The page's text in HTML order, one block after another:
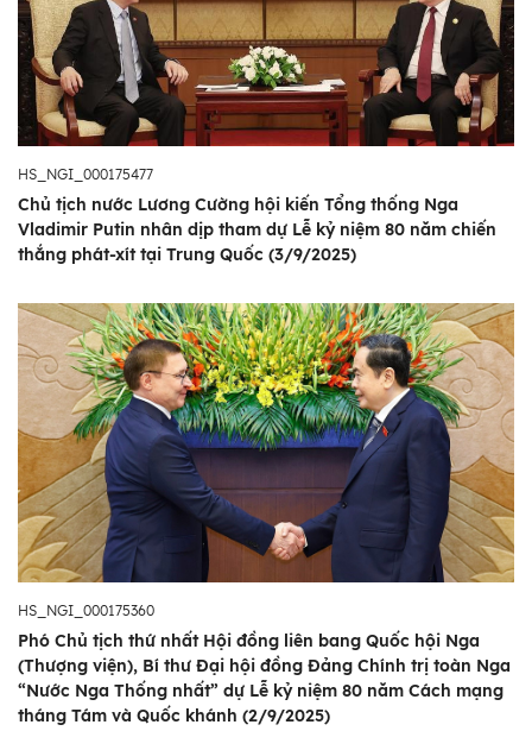
HS_NGI_000175477
Chủ tịch nước Lương Cường hội kiến Tổng thống Nga
Vladimir Putin nhân dịp tham dự Lễ kỷ niệm 80 năm chiến
thắng phát-xít tại Trung Quốc (3/9/2025)
HS_NGI_000175360
Phó Chủ tịch thứ nhất Hội đồng liên bang Quốc hội Nga
(Thượng viện), Bí thư Đại hội đồng Đảng Chính trị toàn Nga
“Nước Nga Thống nhất” dự Lễ kỷ niệm 80 năm Cách mạng
tháng Tám và Quốc khánh (2/9/2025)